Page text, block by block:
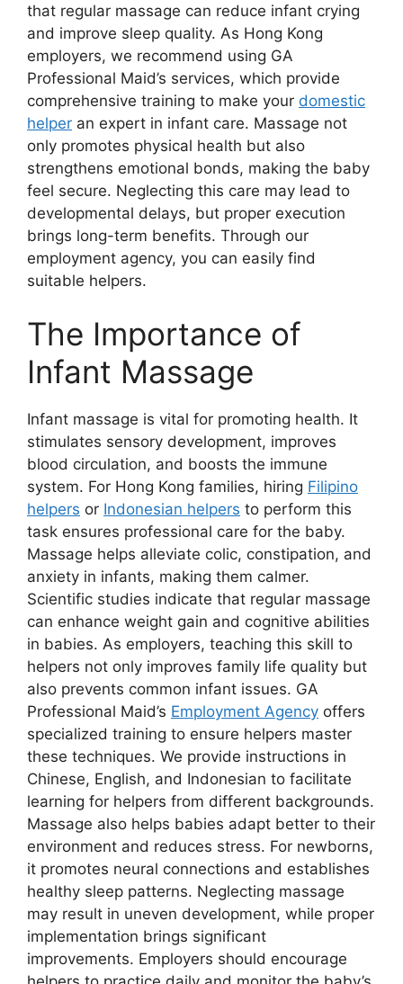
that regular massage can reduce infant crying
and improve sleep quality. As Hong Kong
employers, we recommend using GA
Professional Maid’s services, which provide
comprehensive training to make your domestic
helper an expert in infant care. Massage not
only promotes physical health but also
strengthens emotional bonds, making the baby
feel secure. Neglecting this care may lead to
developmental delays, but proper execution
brings long-term benefits. Through our
employment agency, you can easily find
suitable helpers.
The Importance of
Infant Massage
Infant massage is vital for promoting health. It
stimulates sensory development, improves
blood circulation, and boosts the immune
system. For Hong Kong families, hiring Filipino
helpers or Indonesian helpers to perform this
task ensures professional care for the baby.
Massage helps alleviate colic, constipation, and
anxiety in infants, making them calmer.
Scientific studies indicate that regular massage
can enhance weight gain and cognitive abilities
in babies. As employers, teaching this skill to
helpers not only improves family life quality but
also prevents common infant issues. GA
Professional Maid’s Employment Agency offers
specialized training to ensure helpers master
these techniques. We provide instructions in
Chinese, English, and Indonesian to facilitate
learning for helpers from different backgrounds.
Massage also helps babies adapt better to their
environment and reduces stress. For newborns,
it promotes neural connections and establishes
healthy sleep patterns. Neglecting massage
may result in uneven development, while proper
implementation brings significant
improvements. Employers should encourage